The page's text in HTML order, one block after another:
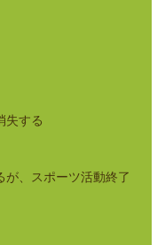
失する
が、スポーツ活動終了